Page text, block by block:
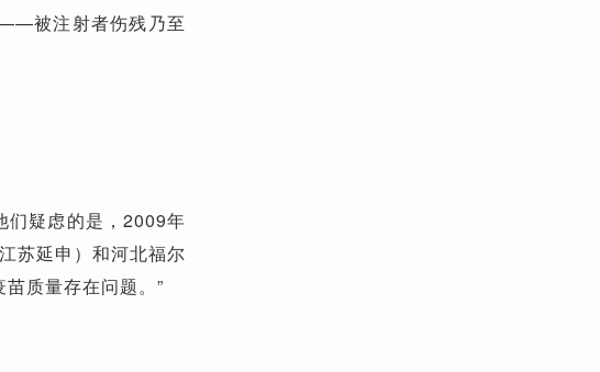
被注射者伤残乃至
们疑虑的是，2009年
苏延申）和河北福尔
质量存在问题。”